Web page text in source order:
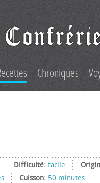
Chroniques
Difficulté: facile
Cuisson: 50 minutes